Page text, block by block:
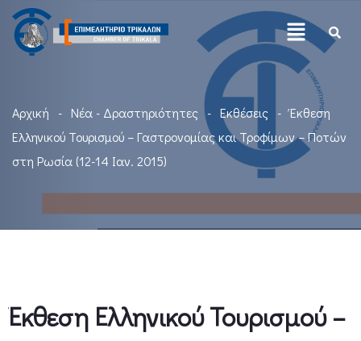
Αρχική Νέα - Δραστηριότητες Εκθέσεις
Έκθεση
Ελληνικού Τουρισμού – Γαστρονομίας και Τροφίμων – Ποτών
στη Ρωσία (12-14 Ιαν. 2015)
Έκθεση Ελληνικού Τουρισμού –